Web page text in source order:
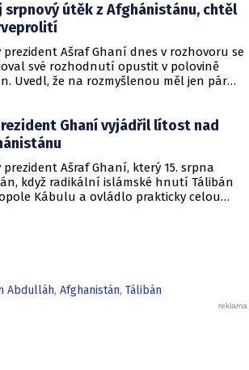
srpnový útěk z Afghánistánu, chtěl
prezident Ašraf Ghaní dnes v rozhovoru se
své rozhodnutí opustit v polovině
Uvedl, že na rozmyšlenou měl jen pár
Ghaní vyjádřil lítost nad
Ašraf Ghaní, který 15. srpna
když radikální islámské hnutí Tálibán
Kábulu a ovládlo prakticky celou
Abdulláh, Afghanistán, Tálibán